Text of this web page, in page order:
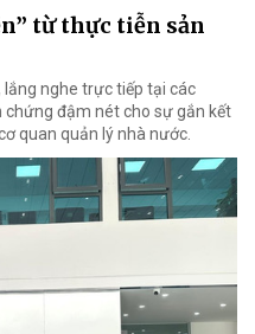
từ thực tiễn sản
nghe trực tiếp tại các
chứng đậm nét cho sự gắn kết
quan quản lý nhà nước.